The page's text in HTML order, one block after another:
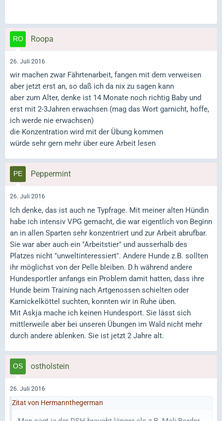
Roopa
26. Juli 2016
wir machen zwar Fährtenarbeit, fangen mit dem verweisen
aber jetzt erst an, so daß ich da nix zu sagen kann
aber zum Alter, denke ist 14 Monate noch richtig Baby und
erst mit 2-3Jahren erwachsen (mag das Wort garnicht, hoffe,
ich werde nie erwachsen)
die Konzentration wird mit der Übung kommen
würde sehr gern mehr über eure Arbeit lesen
Peppermint
26. Juli 2016
Ich denke, das ist auch ne Typfrage. Mit meiner alten Hündin
habe ich intensiv VPG gemacht, die war eigentlich von Beginn
an in allen Sparten sehr konzentriert und zur Arbeit abrufbar.
Sie war aber auch ein "Arbeitstier" und ausserhalb des
Platzes nicht "unweltinteressiert". Andere Hunde z.B. sollten
ihr möglichst von der Pelle bleiben. D.h während andere
Hundesportler anfangs ein Problem damit hatten, dass ihre
Hunde beim Training nach Artgenossen schielten oder
Karnickelköttel suchten, konnten wir in Ruhe üben.
Mit Askja mache ich keinen Hundesport. Sie lässt sich
mittlerweile aber bei unseren Übungen im Wald nicht mehr
durch andere ablenken. Sie ist jetzt 2 Jahre alt.
ostholstein
26. Juli 2016
Zitat von Hermannthegerman